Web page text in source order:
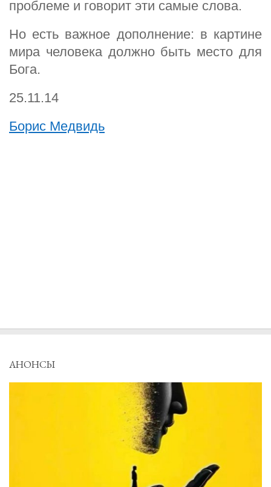
проблеме и говорит эти самые слова.
Но есть важное дополнение: в картине
мира человека должно быть место для
Бога.
25.11.14
Борис Медвидь
АНОНСЫ